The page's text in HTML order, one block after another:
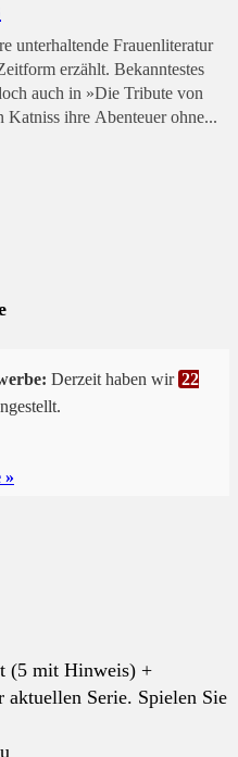
unterhaltende Frauenliteratur
erzählt. Bekanntestes
auch in »Die Tribute von
Katniss ihre Abenteuer ohne...
Derzeit haben wir 22
»
(5 mit Hinweis) +
aktuellen Serie. Spielen Sie